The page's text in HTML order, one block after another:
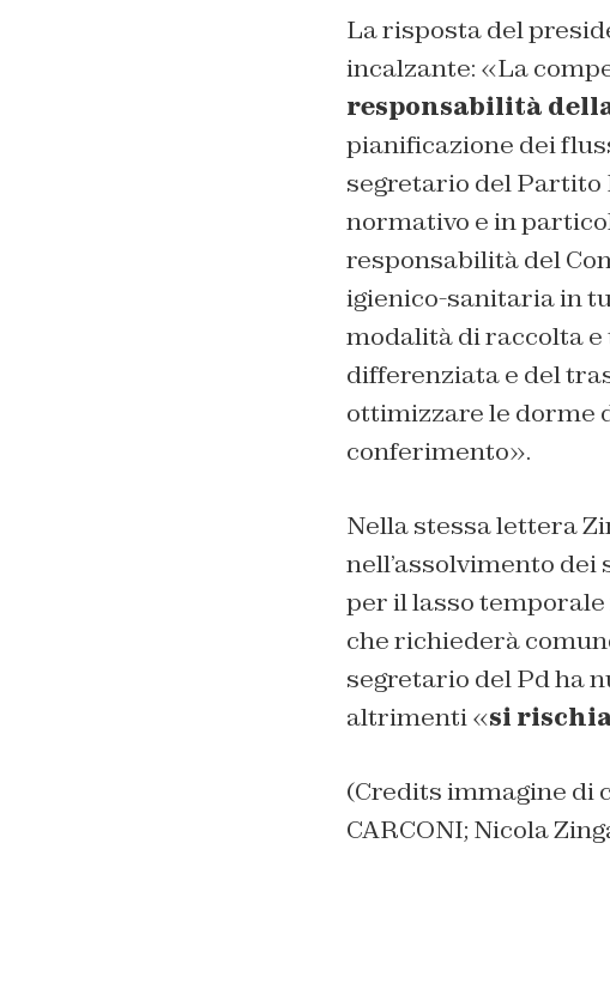
La risposta del
incalzante: «La
responsabilità
pianificazione dei
segretario del Partito
normativo e in
responsabilità del
igienico-sanitaria in
modalità di raccolta
differenziata e del
ottimizzare le dorme
conferimento».
Nella stessa lettera
nell’assolvimento
per il lasso
che richiederà
segretario del Pd ha
altrimenti «si
(Credits immagine di
CARCONI; Nicola